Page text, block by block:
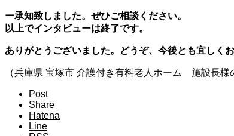
ー承知致しました。ぜひご相談ください。
以上でインタビューは終了です。
ありがとうございました。どうぞ、今後とも宜しく
（兵庫県 宝塚市 介護付き有料老人ホーム 施設長様
Post
Share
Hatena
Line